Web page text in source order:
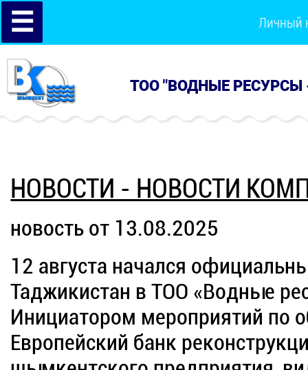
☰ Личный
ТОО "ВОДНЫЕ РЕСУРСЫ
НОВОСТИ - НОВОСТИ
новость от 13.08.2025
12 августа начался
Таджикистан в ТОО «Водные
Инициатором мероприятий по
Европейский банк